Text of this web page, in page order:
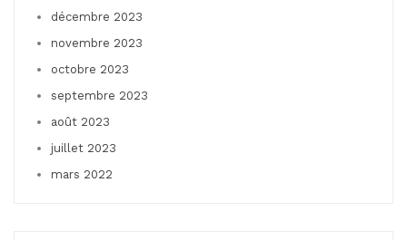
décembre 2023
novembre 2023
octobre 2023
septembre 2023
août 2023
juillet 2023
mars 2022